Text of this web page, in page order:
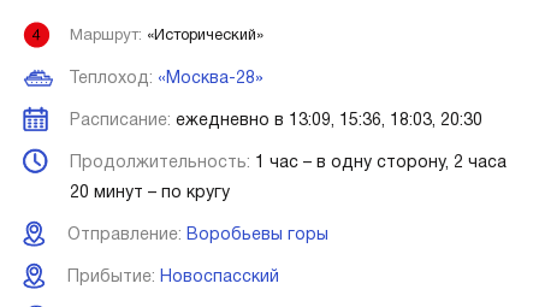
Маршрут: «Исторический»
Теплоход: «Москва-28»
Расписание: ежедневно в 13:09, 15:36, 18:03, 20:30
Продолжительность: 1 час – в одну сторону, 2 часа
20 минут – по кругу
Отправление: Воробьевы горы
Прибытие: Новоспасский